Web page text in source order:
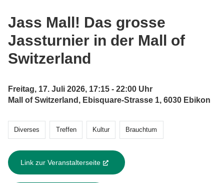
Jass Mall! Das grosse
Jassturnier in der Mall of
Switzerland
Freitag, 17. Juli 2026, 17:15 - 22:00 Uhr
Mall of Switzerland, Ebisquare-Strasse 1, 6030 Ebikon
Diverses Treffen Kultur Brauchtum
Link zur Veranstalterseite (External Link)